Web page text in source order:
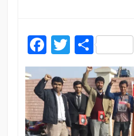
Facebook
Twitter
Share